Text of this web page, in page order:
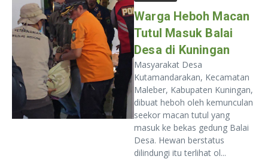
Warga Heboh Macan
Tutul Masuk Balai
Desa di Kuningan
Masyarakat Desa
Kutamandarakan, Kecamatan
Maleber, Kabupaten Kuningan,
dibuat heboh oleh kemunculan
seekor macan tutul yang
masuk ke bekas gedung Balai
Desa. Hewan berstatus
dilindungi itu terlihat ol...